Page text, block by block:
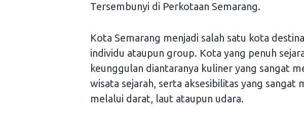
Tersembunyi di Perkotaan Semarang.
Kota Semarang menjadi salah satu kota
individu ataupun group. Kota yang penuh
keunggulan diantaranya kuliner yang sangat
wisata sejarah, serta aksesibilitas yang sangat
melalui darat, laut ataupun udara.